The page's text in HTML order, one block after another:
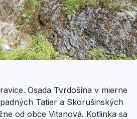
Osada Tvrdošína v mierne
Tatier a Skorušinských
od obce Vitanová. Kotlinka sa